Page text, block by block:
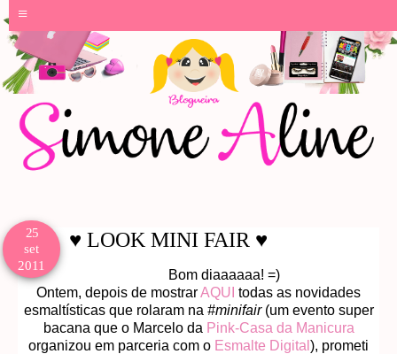
≡
25
set
2011
♥ LOOK MINI FAIR ♥
Bom diaaaaaa! =)
Ontem, depois de mostrarAQUI todas as novidades
esmaltísticas que rolaram na #minifair(um evento super
bacana que o Marcelo da Pink-Casa da Manicura
organizou em parceria com o Esmalte Digital ), prometi